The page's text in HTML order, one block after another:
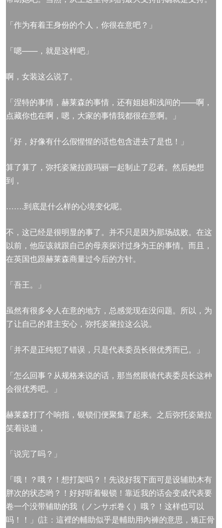
「作为有着王身份的个人，你很在意吧？」
「嗯——，就是这样吧」
啊，女装这么说了。
「涅特的事情，赫莱森的事情，还有姐姐和浅间的——啊，
点藏你也在啊，嗯，大家的事情我都很在意啊。」
「好，好像有什么假惺惺的话也包含进去了是也！」
算了算了，弥托姿黛拉跟玛丽一起制止了忍者。然后她想
到，
…….到底是什么样的心境变化呢。
不，这已经是很明显的事了。并不只是因为那场战败。在这
以前，他应该就跟自己的母亲探讨过身为王的事情。而且，
在英国也跟赫莱森商量过今后的方针。
「吾王。」
虽然有很多令人在意的地方，总感觉现在没问题。所以，为
了让自己的君主安心，弥托姿黛拉这么说。
「并不是正纯犯了错误，只是代表委员长很优秀而已。」
「怎么回事？从规格来说的话，那当然眼镜代表委员长这种
会很优秀吧。」
赫莱森打了个响指，银锁们便聚集了起来。之后弥托姿黛拉
笑着说道，
「说完了吗？」
「哦！？哦？！想打架吗？！先说好我下面可是设辅助木有
胖次的状态哟？！好好听着银锁！靠近我的话会变成代表要
卷一个没带辅助的我（ノンサポ巻く）哦？！这样也可以
吗！！」(註：這裡的輔助似乎是輔助用內褲的意思，矯正骨